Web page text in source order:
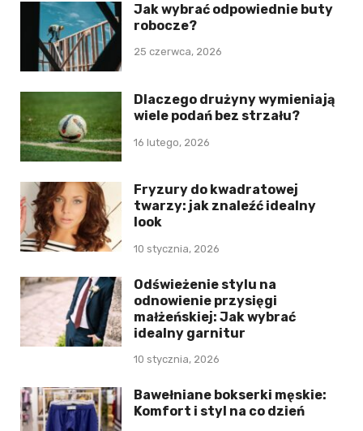
Jak wybrać odpowiednie buty
robocze?
25 czerwca, 2026
Dlaczego drużyny wymieniają
wiele podań bez strzału?
16 lutego, 2026
Fryzury do kwadratowej
twarzy: jak znaleźć idealny
look
10 stycznia, 2026
Odświeżenie stylu na
odnowienie przysięgi
małżeńskiej: Jak wybrać
idealny garnitur
10 stycznia, 2026
Bawełniane bokserki męskie:
Komfort i styl na co dzień